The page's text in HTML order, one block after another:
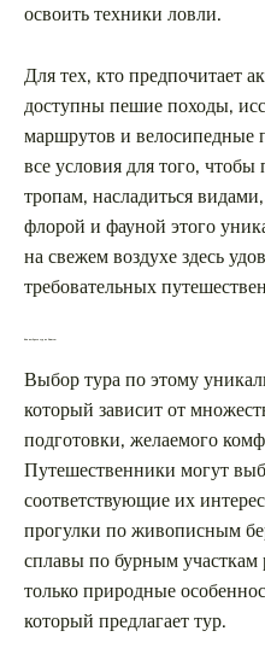
освоить техники ловли.
Для тех, кто предпочитает
доступны пешие походы,
маршрутов и велосипедные
все условия для того,
тропам, насладиться
флорой и фауной этого
на свежем воздухе здесь
требовательных
Как выбрать тур по Енисею
Выбор тура по этому
который зависит от
подготовки, желаемого
Путешественники могут
соответствующие их
прогулки по живописным
сплавы по бурным
только природные
который предлагает тур.